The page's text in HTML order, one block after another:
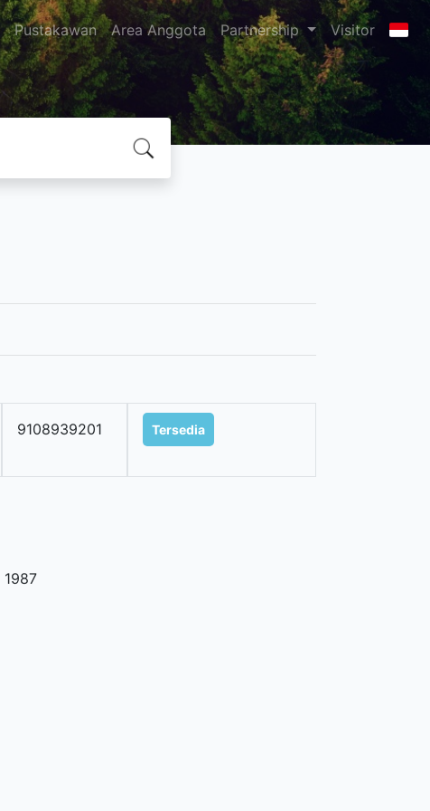
Pustakawan Area Anggota Partnership Visitor
9108939201 Tersedia
1987